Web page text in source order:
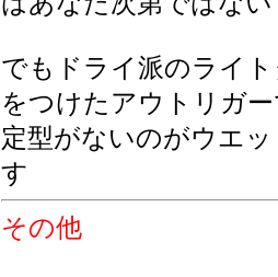
でもドライ派のライ
をつけたアウトリガ
定型がないのがウエ
す
その他